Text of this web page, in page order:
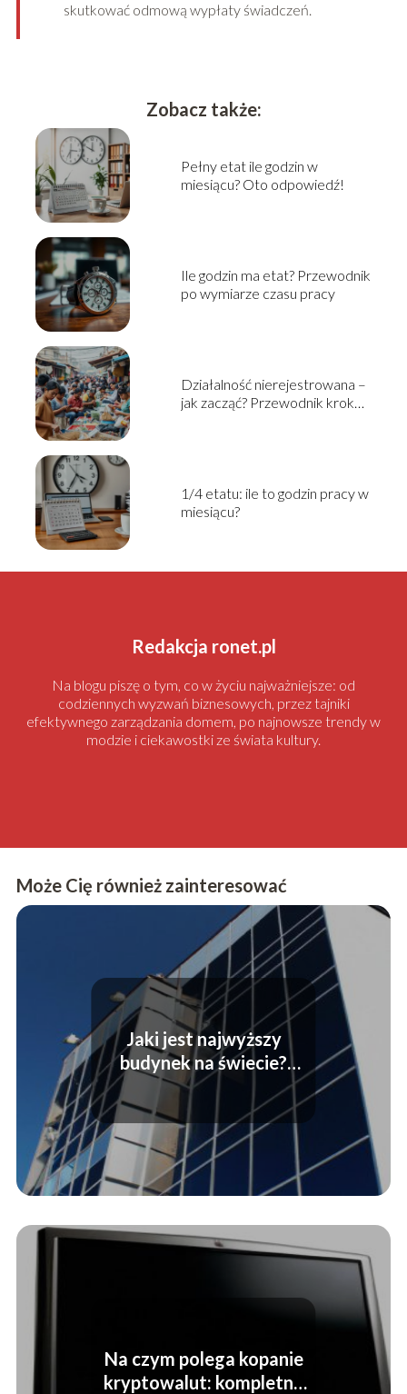
skutkować odmową wypłaty świadczeń.
Zobacz także:
Pełny etat ile godzin w
miesiącu? Oto odpowiedź!
Ile godzin ma etat? Przewodnik
po wymiarze czasu pracy
Działalność nierejestrowana –
jak zacząć? Przewodnik krok
1/4 etatu: ile to godzin pracy w
miesiącu?
Redakcja ronet.pl
Na blogu piszę o tym, co w życiu najważniejsze: od
codziennych wyzwań biznesowych, przez tajniki
efektywnego zarządzania domem, po najnowsze trendy w
modzie i ciekawostki ze świata kultury.
Może Cię również zainteresować
Jaki jest najwyższy
budynek na świecie?
Odkryjmy tajemnicę
wysokości
Na czym polega kopanie
kryptowalut: kompletny